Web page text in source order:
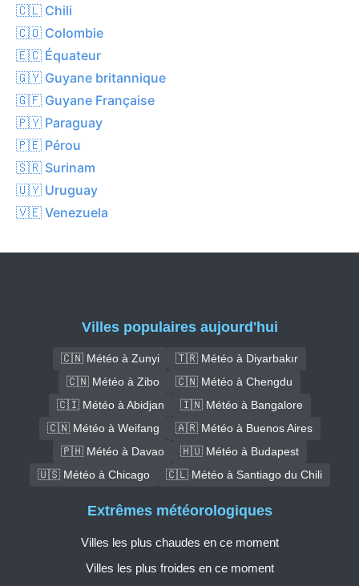
🇨🇱 Chili
🇨🇴 Colombie
🇪🇨 Équateur
🇬🇾 Guyane britannique
🇬🇫 Guyane Française
🇵🇾 Paraguay
🇵🇪 Pérou
🇸🇷 Surinam
🇺🇾 Uruguay
🇻🇪 Venezuela
Villes populaires aujourd'hui
🇨🇳 Météo à Zunyi
🇹🇷 Météo à Diyarbakır
🇨🇳 Météo à Zibo
🇨🇳 Météo à Chengdu
🇨🇮 Météo à Abidjan
🇮🇳 Météo à Bangalore
🇨🇳 Météo à Weifang
🇦🇷 Météo à Buenos Aires
🇵🇭 Météo à Davao
🇭🇺 Météo à Budapest
🇺🇸 Météo à Chicago
🇨🇱 Météo à Santiago du Chili
Extrêmes météorologiques
Villes les plus chaudes en ce moment
Villes les plus froides en ce moment